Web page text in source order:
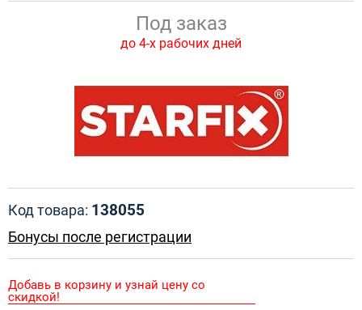
Под заказ
до 4-х рабочих дней
Код товара: 138055
Бонусы после регистрации
Добавь в корзину и узнай цену со
скидкой!